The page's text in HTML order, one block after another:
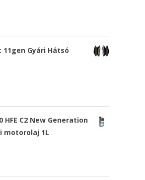
11gen Gyári Hátsó
HFE C2 New Generation
motorolaj 1L